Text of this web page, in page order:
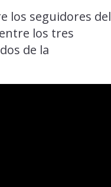
los seguidores del
los tres
de la